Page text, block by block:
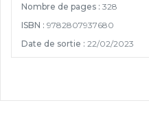
Nombre de pages : 328
ISBN : 9782807937680
Date de sortie : 22/02/2023